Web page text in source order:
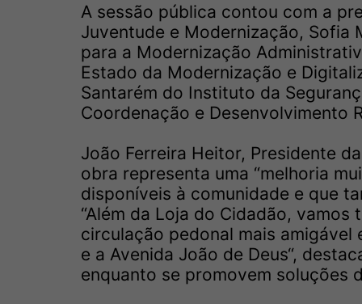
A sessão pública contou com a
Juventude e Modernização, Sofia
para a Modernização
Estado da Modernização e
Santarém do Instituto da
Coordenação e Desenvolvimento
João Ferreira Heitor, Presidente
obra representa uma “melhoria
disponíveis à comunidade e que
“Além da Loja do Cidadão,
circulação pedonal mais amigável
e a Avenida João de Deus“,
enquanto se promovem soluções